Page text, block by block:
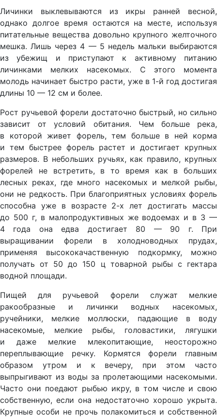
Личинки выклевываются из икры ранней весной,
однако долгое время остаются на месте, используя
питательные вещества довольно крупного желточного
мешка. Лишь через 4 — 5 недель мальки выбираются
из убежищ и приступают к активному питанию
личинками мелких насекомых. С этого момента
молодь начинает быстро расти, уже в 1-й год достигая
длины 10 — 12 см и более.
Рост ручьевой форели достаточно быстрый, но сильно
зависит от условий обитания. Чем больше река,
в которой живет форель, тем больше в ней корма
и тем быстрее форель растет и достигает крупных
размеров. В небольших ручьях, как правило, крупных
форелей не встретить, в то время как в больших
лесных реках, где много насекомых и мелкой рыбы,
они не редкость. При благоприятных условиях форель
способна уже в возрасте 2-х лет достигать массы
до 500 г, в малопродуктивных же водоемах и в 3 —
4 года она едва достигает 80 — 90 г. При
выращивании форели в холодноводных прудах,
применяя высококачаственную подкормку, можно
получать от 50 до 150 ц товарной рыбы с гектара
водной площади.
Пищей для ручьевой форели служат мелкие
ракообразные и личинки водных насекомых,
ручейники, мелкие моллюски, падающие в воду
насекомые, мелкие рыбы, головастики, лягушки
и даже мелкие млекопитающие, неосторожно
переплывающие речку. Кормятся форели главным
образом утром и к вечеру, при этом часто
выпрыгивают из воды за пролетающими насекомыми.
Часто они поедают рыбью икру, в том числе и свою
собственную, если она недостаточно хорошо укрыта.
Крупные особи не прочь полакомиться и собственной